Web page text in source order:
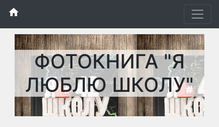
home
ФОТОКНИГА "Я
ЛЮБЛЮ ШКОЛУ"